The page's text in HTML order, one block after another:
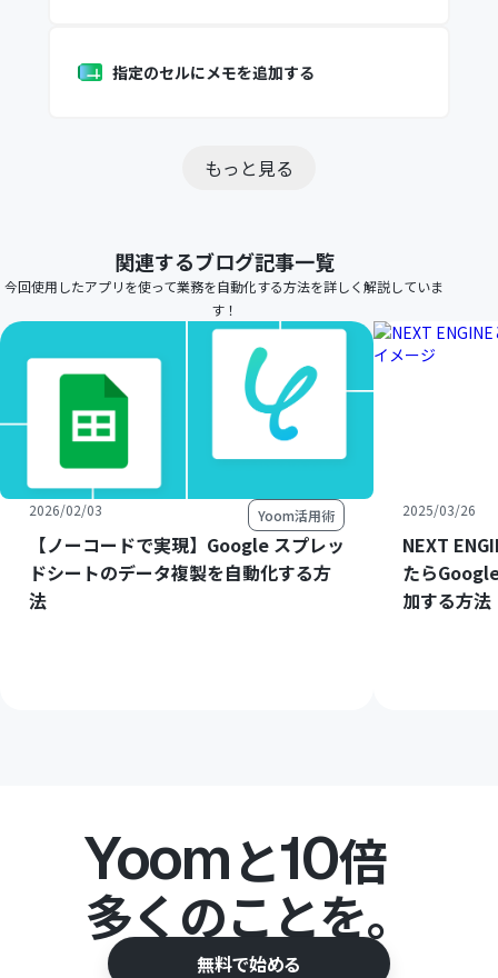
指定のセルにメモを追加する
もっと見る
関連するブログ記事一覧
今回使用したアプリを使って業務を自動化する方法を詳しく解説していま
す！
2026/02/03 Yoom活用術
【ノーコードで実現】Google スプレッ
ドシートのデータ複製を自動化する方
法
2025/03/26
NEXT
たら
加する方法
Yoomと10倍
多くのことを。
無料で始める